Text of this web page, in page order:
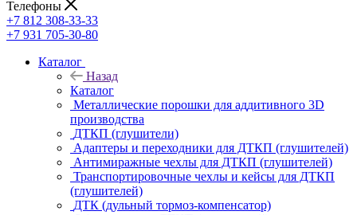
Телефоны
+7 812 308-33-33
+7 931 705-30-80
Каталог
Назад
Каталог
Металлические порошки для аддитивного 3D
производства
ДТКП (глушители)
Адаптеры и переходники для ДТКП (глушителей)
Антимиражные чехлы для ДТКП (глушителей)
Транспортировочные чехлы и кейсы для ДТКП
(глушителей)
ДТК (дульный тормоз-компенсатор)